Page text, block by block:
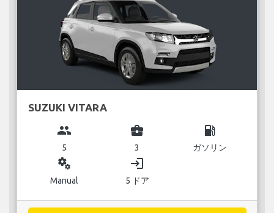
SUZUKI VITARA
group
5
business_center
3
local_gas_station
ガソリン
miscellaneous_services
Manual
login
5 ドア